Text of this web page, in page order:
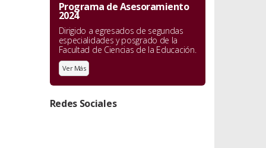
Programa de Asesoramiento
2024
Dirigido a egresados de segundas
especialidades y posgrado de la
Facultad de Ciencias de la Educación.
Ver Más
Redes Sociales